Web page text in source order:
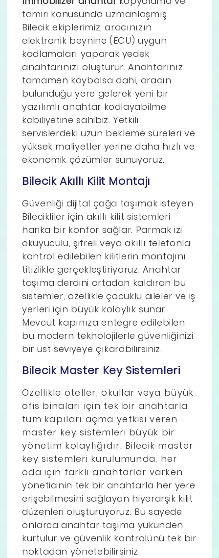
tamiri konusunda uzmanlaşmış
Bilecik ekiplerimiz, aracınızın
elektronik beynine (ECU) uygun
kodlamaları yaparak yedek
anahtarınızı oluşturur. Anahtarınız
tamamen kaybolsa dahi, aracın
bulunduğu yere gelerek yeni bir
yazılımlı anahtar kodlayabilme
kabiliyetine sahibiz. Yetkili
servislerdeki uzun bekleme süreleri ve
yüksek maliyetler yerine daha hızlı ve
ekonomik çözümler sunuyoruz.
Bilecik Akıllı Kilit Montajı
Güvenliği dijital çağa taşımak isteyen
Bilecikliler için akıllı kilit sistemleri
harika bir konfor sağlar. Parmak izi
okuyuculu, şifreli veya akıllı telefonla
kontrol edilebilen kilitlerin montajını
titizlikle gerçekleştiriyoruz. Anahtar
taşıma derdini ortadan kaldıran bu
sistemler, özellikle çocuklu aileler ve iş
yerleri için büyük kolaylık sunar.
Mevcut kapınıza entegre edilebilen
bu modern teknolojilerle güvenliğinizi
bir üst seviyeye çıkarabilirsiniz.
Bilecik Master Key Sistemleri
Özellikle oteller, okullar veya büyük
ofis binaları için tek bir anahtarla
tüm kapıları açma yetkisi veren
master key sistemleri büyük bir
yönetim kolaylığıdır. Bilecik master
key sistemleri kurulumunda, her
oda için farklı anahtarlar varken
yöneticinin tek bir anahtarla her yere
erişebilmesini sağlayan hiyerarşik kilit
düzenleri oluşturuyoruz. Bu sayede
onlarca anahtar taşıma yükünden
kurtulur ve güvenlik kontrolünü tek bir
noktadan yönetebilirsiniz.